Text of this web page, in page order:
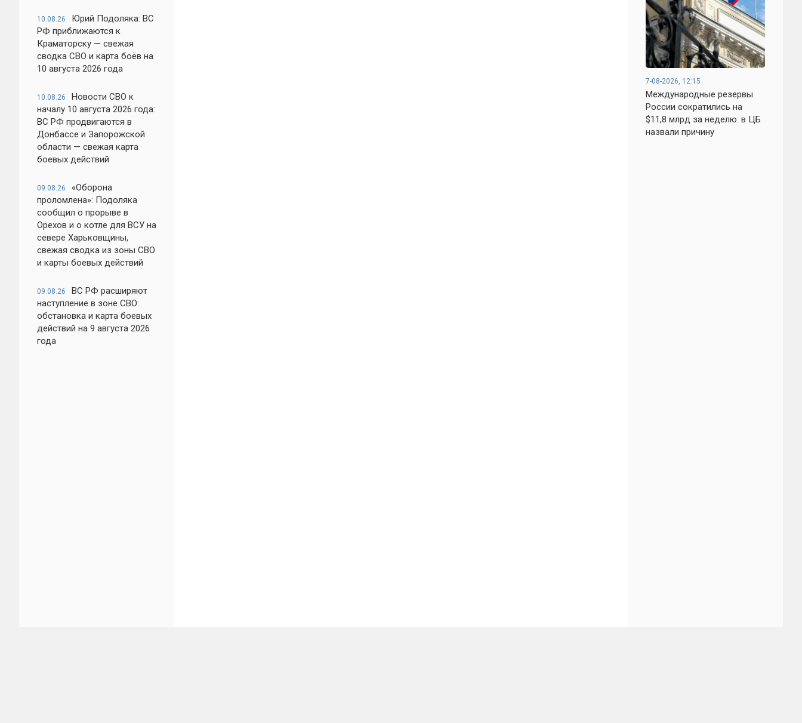
10.08.26
Юрий Подоляка: ВС
РФ приближаются к
Краматорску — свежая
сводка СВО и карта боёв на
10 августа 2026 года
10.08.26
Новости СВО к
началу 10 августа 2026 года:
ВС РФ продвигаются в
Донбассе и Запорожской
области — свежая карта
боевых действий
09.08.26
«Оборона
проломлена»: Подоляка
сообщил о прорыве в
Орехов и о котле для ВСУ на
севере Харьковщины,
свежая сводка из зоны СВО
и карты боевых действий
09.08.26
ВС РФ расширяют
наступление в зоне СВО:
обстановка и карта боевых
действий на 9 августа 2026
года
7-08-2026, 12:15
Международные резервы
России сократились на
$11,8 млрд за неделю: в ЦБ
назвали причину